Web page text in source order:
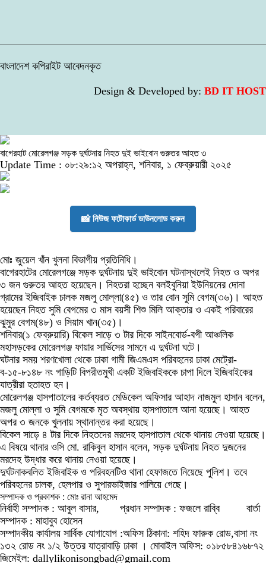
বাংলাদেশ কপিরাইট আবেদনকৃত
Design & Developed by: BD IT HOST
বাগেরহাট মোরেলগঞ্জ সড়ক দুর্ঘটনায় নিহত দুই ভাইবোন গুরুতর আহত ৩
Update Time : ০৮:২৯:১২ অপরাহ্ন, শনিবার, ১ ফেব্রুয়ারী ২০২৫
📸 নিউজ ফটোকার্ড ডাউনলোড করুন
মোঃ জুয়েল খাঁন খুলনা বিভাগীয় প্রতিনিধি।
বাগেরহাটের মোরেলগঞ্জে সড়ক দুর্ঘটনায় দুই ভাইবোন ঘটনাস্থলেই নিহত ও অপর
৩ জন গুরুতর আহত হয়েছেন। নিহতরা হচ্ছেন বলইবুনিয়া ইউনিয়নের দোনা
গ্রামের ইজিবাইক চালক মজলু মোল্লা(৪৫) ও তার বোন সুমি বেগম(৩৬)। আহত
হয়েছেন নিহত সুমি বেগমের ৩ মাস বয়সী শিশু মিলি আক্তার ও একই পরিবারের
ঝুমুর বেগম(৪৮) ও সিয়াম খান(৩৫)।
শনিবার(১ ফেব্রুয়ারি) বিকেল সাড়ে ৩ টার দিকে সাইনবোর্ড-বগী আঞ্চলিক
মহাসড়কের মোরেলগঞ্জ ফায়ার সার্ভিসের সামনে এ দুর্ঘটনা ঘটে।
ঘটনার সময় শরণখোলা থেকে ঢাকা গামী জিএমএস পরিবহনের ঢাকা মেট্রো-
ব-১৫-৮১৪৮ নং গাড়িটি বিপরীতমুখী একটি ইজিবাইককে চাপা দিলে ইজিবাইকের
যাত্রীরা হতাহত হন।
মোরেলগঞ্জ হাসপাতালের কর্তব্যরত মেডিকেল অফিসার আহাদ নাজমুল হাসান বলেন,
মজলু মোল্লা ও সুমি বেগমকে মৃত অবস্থায় হাসপাতালে আনা হয়েছে। আহত
অপর ৩ জনকে খুলনায় স্থানান্তর করা হয়েছে।
বিকেল সাড়ে ৪ টার দিকে নিহতদের মরদেহ হাসপাতাল থেকে থানায় নেওয়া হয়েছে।
এ বিষয়ে থানার ওসি মো. রাকিবুল হাসান বলেন, সড়ক দুর্ঘটনায় নিহত দুজনের
মরদেহ উদ্ধার করে থানায় নেওয়া হয়েছে।
দুর্ঘটনাকবলিত ইজিবাইক ও পরিবহনটিও থানা হেফাজতে নিয়েছে পুলিশ। তবে
পরিবহনের চালক, হেলপার ও সুপারভাইজার পালিয়ে গেছে।
সম্পাদক ও প্রকাশক : মোঃ রানা আহমেদ
নির্বাহী সম্পাদক : আবুল বাসার, প্রধান সম্পাদক : ফজলে রাব্বি বার্তা
সম্পাদক : মাহাবুব হোসেন
সম্পাদকীয় কার্যালয় সার্বিক যোগাযোগ :অফিস ঠিকানা: শহিদ ফারুক রোড,বাসা নং
১৩২ রোড নং ১/২ উত্তর যাত্রাবাড়ি ঢাকা । মোবাইল অফিস: ০১৮৫৮৪১৬৮৭২
জিমেইল: dallylikonisongbad@gmail.com